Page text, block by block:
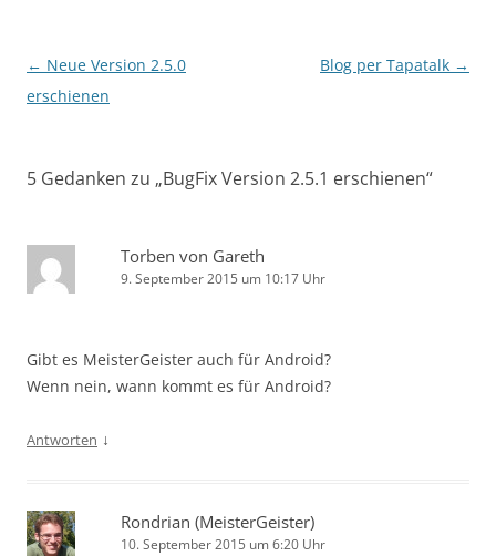
Beitragsnavigation
← Neue Version 2.5.0
erschienen
Blog per Tapatalk →
5 Gedanken zu „BugFix Version 2.5.1 erschienen“
Torben von Gareth
9. September 2015 um 10:17 Uhr
Gibt es MeisterGeister auch für Android?
Wenn nein, wann kommt es für Android?
Antworten ↓
Rondrian (MeisterGeister)
10. September 2015 um 6:20 Uhr